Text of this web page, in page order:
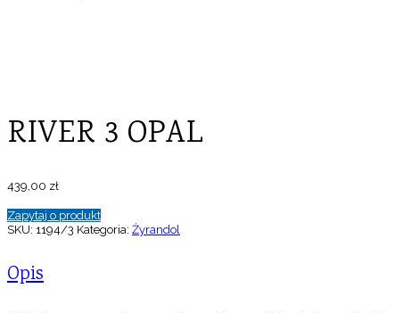
RIVER 3 OPAL
439,00 zł
Zapytaj o produkt
SKU: 1194/3 Kategoria: Żyrandol
Opis